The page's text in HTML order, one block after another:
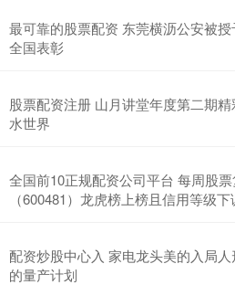
最可靠的股票配资 东莞横沥公安被
全国表彰
股票配资注册 山月讲堂年度第二期
水世界
全国前10正规配资公司平台 每周股
（600481）龙虎榜上榜且信用等级下
配资炒股中心入 家电龙头美的入局
的量产计划